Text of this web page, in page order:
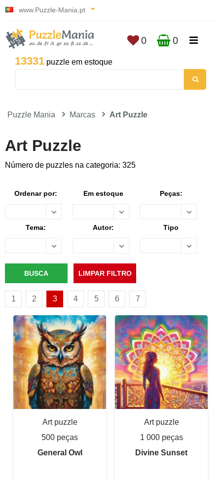
www.Puzzle-Mania.pt
13331 puzzle em estoque
0 0
Puzzle Mania Marcas Art Puzzle
Art Puzzle
Número de puzzles na categoria: 325
Ordenar por: Em estoque Peças:
Tema: Autor: Tipo
1 2 3 4 5 6 7
Art puzzle
500 peças
General Owl
Art puzzle
1 000 peças
Divine Sunset